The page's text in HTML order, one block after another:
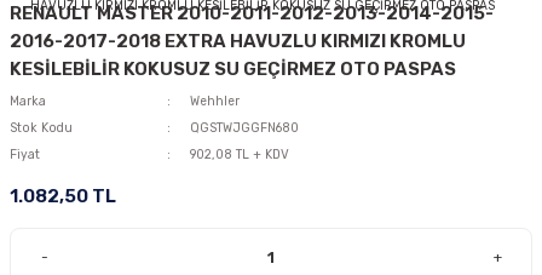
RENAULT MASTER 2010-2011-2012-2013-2014-2015-
2016-2017-2018 EXTRA HAVUZLU KIRMIZI KROMLU
KESİLEBİLİR KOKUSUZ SU GEÇİRMEZ OTO PASPAS
Marka
Wehhler
Stok Kodu
QGSTWJGGFN680
Fiyat
902,08 TL + KDV
1.082,50 TL
- +